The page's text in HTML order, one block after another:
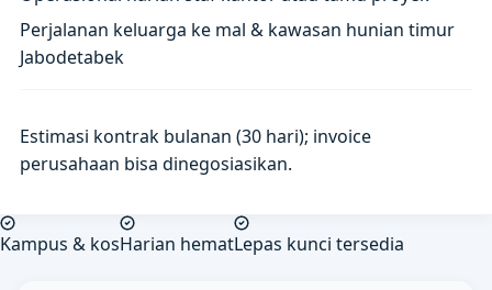
Perjalanan keluarga ke mal & kawasan hunian timur
Jabodetabek
Estimasi kontrak bulanan (30 hari); invoice
perusahaan bisa dinegosiasikan.
Kampus & kosHarian hematLepas kunci tersedia